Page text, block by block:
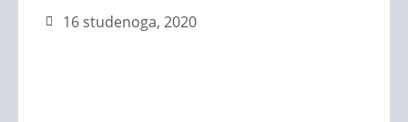
16 studenoga, 2020